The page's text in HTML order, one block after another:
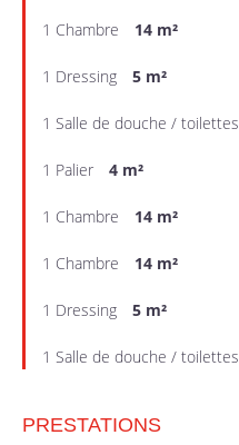
1 Chambre 14 m²
1 Dressing 5 m²
1 Salle de douche / toilettes
1 Palier 4 m²
1 Chambre 14 m²
1 Chambre 14 m²
1 Dressing 5 m²
1 Salle de douche / toilettes
PRESTATIONS